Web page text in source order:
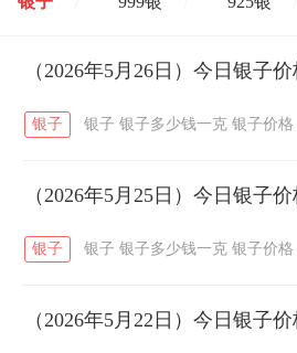
开国纪念币 大清银币
菜百 周生生 周大生
六福 / 金至尊 潮宏基
（2026年5月26日）今日银子
银子 银子 银子多少钱一克 银子价格
（2026年5月25日）今日银子
银子 银子 银子多少钱一克 银子价格
（2026年5月22日）今日银子